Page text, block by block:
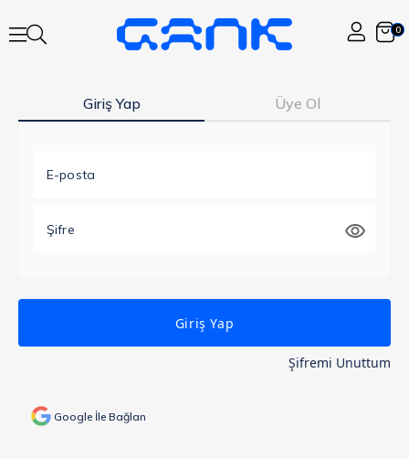
0
Giriş Yap Üye Ol
E-posta
Şifre
Giriş Yap
Şifremi Unuttum
Google İle Bağlan